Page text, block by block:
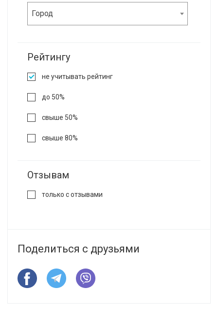
Город
Рейтингу
не учитывать рейтинг
до 50%
свыше 50%
свыше 80%
Отзывам
только с отзывами
Поделиться с друзьями